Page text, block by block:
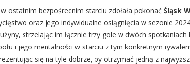
w ostatnim bezpośrednim starciu zdołała pokonać Śląsk
oraz jego indywidualne osiągnięcia w sezonie
strzelając im łącznie trzy gole w dwóch
i jego mentalności w starciu z tym konkretnym
się na tyle dobrze, by otrzymać jedną z